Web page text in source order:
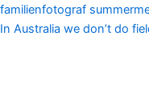
In Australia we don’t do